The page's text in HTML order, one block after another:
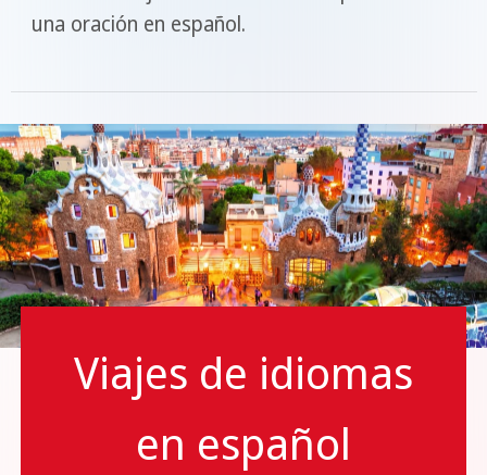
una oración en español.
Viajes de idiomas
en español